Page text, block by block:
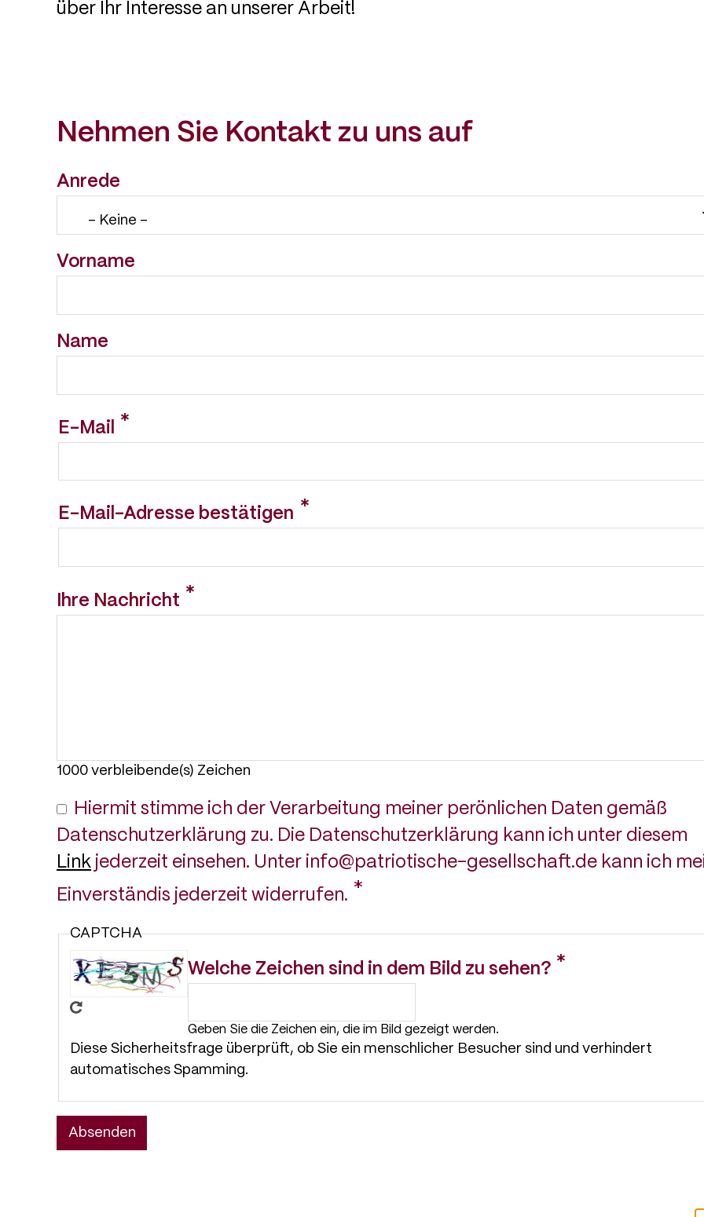
über Ihr Interesse an unserer Arbeit!
Nehmen Sie Kontakt zu uns auf
Anrede
Vorname
Name
E-
Mail
E-Mail
E-Mail-Adresse bestätigen
Ihre Nachricht
1000 verbleibende(s) Zeichen
Hiermit stimme ich der Verarbeitung meiner perönlichen Daten gemäß
Datenschutzerklärung zu. Die Datenschutzerklärung kann ich unter diesem
Link jederzeit einsehen. Unter info@patriotische-gesellschaft.de kann ich
Einverständis jederzeit widerrufen.
CAPTCHA
Welche Zeichen sind in dem Bild zu sehen?
Geben Sie die Zeichen ein, die im Bild gezeigt werden.
Diese Sicherheitsfrage überprüft, ob Sie ein menschlicher Besucher sind und verhindert
automatisches Spamming.